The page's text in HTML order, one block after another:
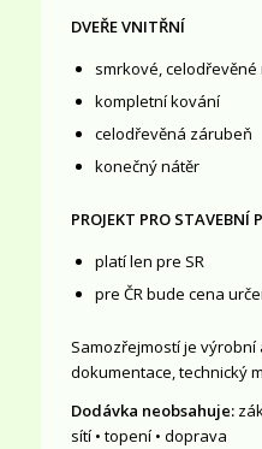
DVEŘE VNITŘNÍ
smrkové,
kompletní kování
celodřevěná zárubeň
konečný nátěr
PROJEKT PRO STAVEBNÍ
platí len pre SR
pre ČR bude cena
Samozřejmostí je
dokumentace, technický
Dodávka neobsahuje:
sítí • topení • doprava